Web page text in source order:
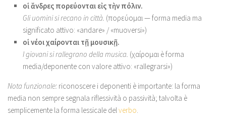
οἱ ἄνδρες πορεύονται εἰς τὴν πόλιν.
Gli uomini si recano in città. (πορεύομαι — forma media ma
significato attivo: «andare» / «muoversi»)
οἱ νέοι χαίρονται τῇ μουσικῇ.
I giovani si rallegrano della musica. (χαίρομαι è forma
media/deponente con valore attivo: «rallegrarsi»)
Nota funzionale: riconoscere i deponenti è importante: la forma
media non sempre segnala riflessività o passività; talvolta è
semplicemente la forma lessicale delverbo.